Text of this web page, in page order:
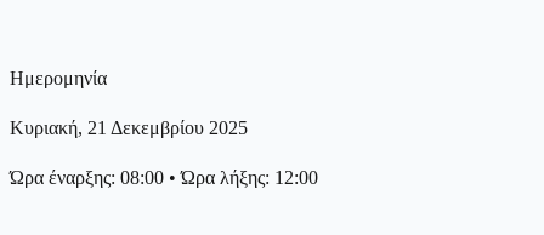
Ημερομηνία
Κυριακή, 21 Δεκεμβρίου 2025
Ώρα έναρξης: 08:00 •Ώρα λήξης: 12:00